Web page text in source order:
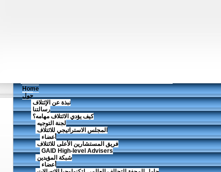
Home
حول
نبذة عن الإئتلاف
رسالتنا
كيف يؤدي الائتلاف مهامه؟
لجنة التوجيه
المجلس الاستراتيجي للائتلاف
أعضاء
فريق المستشارين الأعلى للائتلاف
GAID High-level Advisers
شبكة المؤيدين
أعضاء